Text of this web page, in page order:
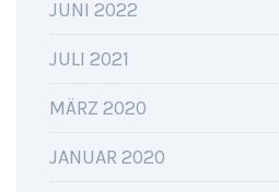
JUNI 2022
JULI 2021
MÄRZ 2020
JANUAR 2020